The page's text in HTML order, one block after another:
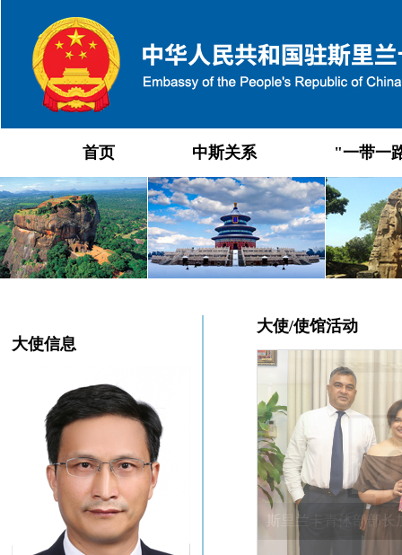
首页 中斯关系 "一带一
大使信息
大使/使馆活动
斯里兰卡青体部部长